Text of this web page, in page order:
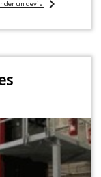
un devischevron_right